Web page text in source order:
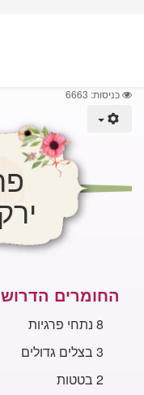
כניסות: 6663
החומרים
8 נתחי פרגיות
3 בצלים גדולים
2 בטטות